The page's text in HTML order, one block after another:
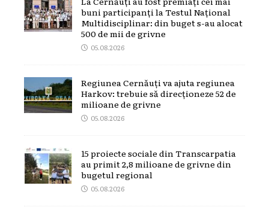
buni participanți la Testul Național
Multidisciplinar: din buget s-au alocat
500 de mii de grivne
05.08.2026
Regiunea Cernăuți va ajuta regiunea
Harkov: trebuie să direcționeze 52 de
milioane de grivne
05.08.2026
15 proiecte sociale din Transcarpatia
au primit 2,8 milioane de grivne din
bugetul regional
05.08.2026